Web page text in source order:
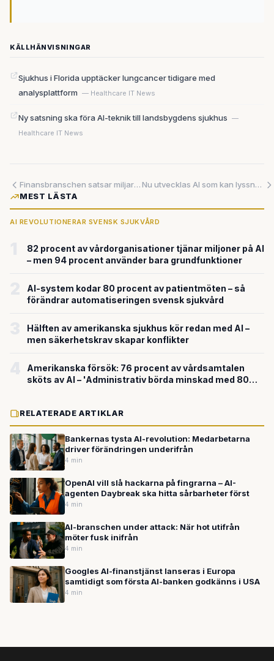
KÄLLHÄNVISNINGAR
Sjukhus i Florida upptäcker lungcancer tidigare med
analysplattform — Healthcare IT News
Ny satsning ska föra AI-teknik till landsbygdens sjukhus —
Healthcare IT News
Finansbranschen satsar miljardbelopp på AI – men gapet växer mellan löften och resultat
Nu utvecklas AI som kan lyssna och prata samtidigt – precis som människor
MEST LÄSTA
AI REVOLUTIONERAR SVENSK SJUKVÅRD
82 procent av vårdorganisationer tjänar miljoner på AI
– men 94 procent använder bara grundfunktioner
AI-system kodar 80 procent av patientmöten – så
förändrar automatiseringen svensk sjukvård
Hälften av amerikanska sjukhus kör redan med AI –
men säkerhetskrav skapar konflikter
Amerikanska försök: 76 procent av vårdsamtalen
sköts av AI – 'Administrativ börda minskad med 80
RELATERADE ARTIKLAR
Bankernas tysta AI-revolution: Medarbetarna
driver förändringen underifrån
4 min
OpenAI vill slå hackarna på fingrarna – AI-
agenten Daybreak ska hitta sårbarheter först
4 min
AI-branschen under attack: När hot utifrån
möter fusk inifrån
4 min
Googles AI-finanstjänst lanseras i Europa
samtidigt som första AI-banken godkänns i USA
4 min